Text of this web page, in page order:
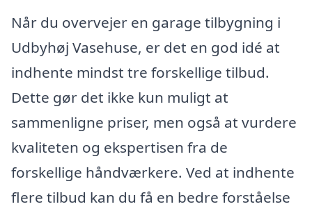
Når du overvejer en garage tilbygning i
Udbyhøj Vasehuse, er det en god idé at
indhente mindst tre forskellige tilbud.
Dette gør det ikke kun muligt at
sammenligne priser, men også at vurdere
kvaliteten og ekspertisen fra de
forskellige håndværkere. Ved at indhente
flere tilbud kan du få en bedre forståelse